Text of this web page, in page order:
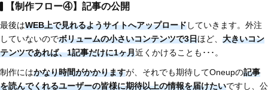
【制作フロー④】記事の公開
最後はWEB上で見れるようサイトへアップロードしていきます。外注
していないのでボリュームの小さいコンテンツで3日ほど、 大きいコン
テンツであれば、1記事だけに1ヶ月近くかけることも･･･。
制作にはかなり時間がかかりますが、それでも期待してOneupの記事
を読んでくれるユーザーの皆様に期待以上の情報を届けたいですし、公